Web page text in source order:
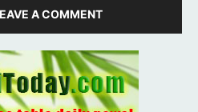
A COMMENT